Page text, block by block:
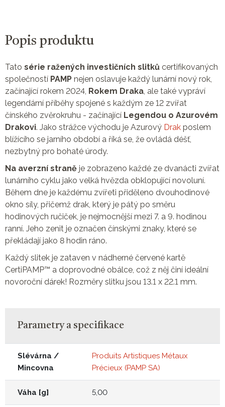
Popis produktu
Tato série ražených investičních slitků certifikovaných
společností PAMP nejen oslavuje každý lunární nový rok,
začínající rokem 2024, Rokem Draka, ale také vypráví
legendární příběhy spojené s každým ze 12 zvířat
čínského zvěrokruhu - začínající Legendou o Azurovém
Drakovi. Jako strážce východu je Azurový Drak poslem
blížícího se jarního období a říká se, že ovládá déšť,
nezbytný pro bohaté úrody.
Na averzní straně je zobrazeno každé ze dvanácti zvířat
lunárního cyklu jako velká hvězda obklopující novoluní.
Během dne je každému zvířeti přiděleno dvouhodinové
okno síly, přičemž drak, který je pátý po směru
hodinových ručiček, je nejmocnější mezi 7. a 9. hodinou
ranní. Jeho zenit je označen čínskými znaky, které se
překládají jako 8 hodin ráno.
Každý slitek je zataven v nádherné červené kartě
CertiPAMP™ a doprovodné obálce, což z něj činí ideální
novoroční dárek! Rozměry slitku jsou 13.1 x 22.1 mm.
Parametry a specifikace
Slévárna /
Mincovna
Produits Artistiques Métaux
Précieux (PAMP SA)
Váha [g] 5,00